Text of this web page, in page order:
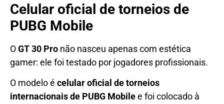
Celular oficial de torneios de
PUBG Mobile
OGT 30 Pro não nasceu apenas com estética
gamer: ele foi testado por jogadores profissionais.
O modelo é celular oficial de torneios
internacionais de PUBG Mobilee foi colocado à